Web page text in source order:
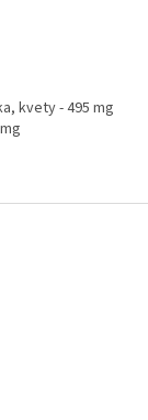
kvety - 495 mg